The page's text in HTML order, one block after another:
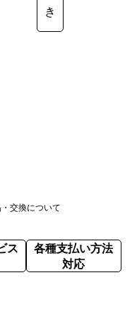
き
交換について
ス
各種支払い方法
対応